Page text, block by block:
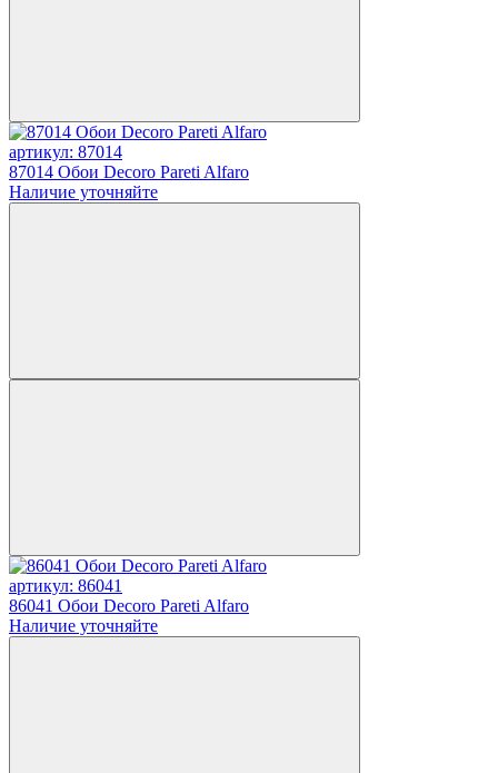
артикул: 87014
87014 Обои Decoro Pareti Alfaro
Наличие уточняйте
артикул: 86041
86041 Обои Decoro Pareti Alfaro
Наличие уточняйте